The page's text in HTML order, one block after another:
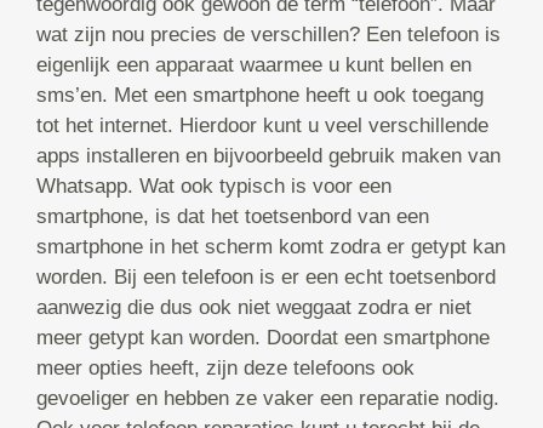
wat zijn nou precies de verschillen? Een telefoon is
eigenlijk een apparaat waarmee u kunt bellen en
sms’en. Met een smartphone heeft u ook toegang
tot het internet. Hierdoor kunt u veel verschillende
apps installeren en bijvoorbeeld gebruik maken van
Whatsapp. Wat ook typisch is voor een
smartphone, is dat het toetsenbord van een
smartphone in het scherm komt zodra er getypt kan
worden. Bij een telefoon is er een echt toetsenbord
aanwezig die dus ook niet weggaat zodra er niet
meer getypt kan worden. Doordat een smartphone
meer opties heeft, zijn deze telefoons ook
gevoeliger en hebben ze vaker een reparatie nodig.